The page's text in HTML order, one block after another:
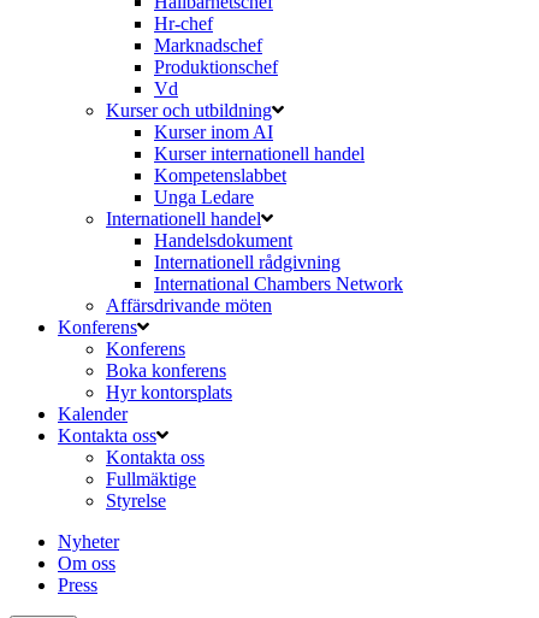
Hr-chef
Marknadschef
Produktionschef
Vd
Kurser och utbildning
Kurser inom AI
Kurser internationell handel
Kompetenslabbet
Unga Ledare
Internationell handel
Handelsdokument
Internationell rådgivning
International Chambers Network
Affärsdrivande möten
Konferens
Konferens
Boka konferens
Hyr kontorsplats
Kalender
Kontakta oss
Kontakta oss
Fullmäktige
Styrelse
Nyheter
Om oss
Press